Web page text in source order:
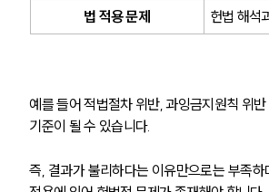
그룹소개
오시는 길
법 적용 문제
헌법 해석
예를 들어 적법절차 위반, 과잉금지원칙 위
기준이 될 수 있습니다.
즉, 결과가 불리하다는 이유만으로는 부족하